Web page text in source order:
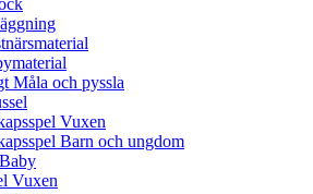
Måla och pyssla
Vuxen
Barn och ungdom
Vuxen